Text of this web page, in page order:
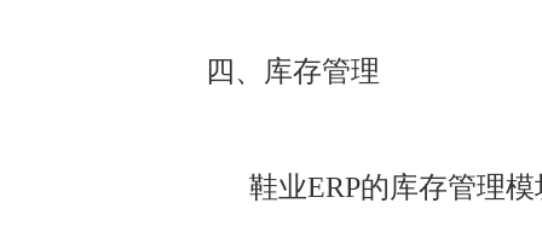
四、库存管理
鞋业ERP的库存管理模